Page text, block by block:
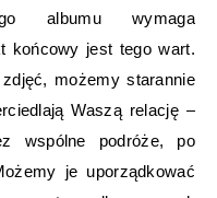
albumu wymaga
końcowy jest tego wart.
możemy starannie
Waszą relację –
wspólne podróże, po
je uporządkować